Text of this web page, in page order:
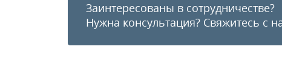
Заинтересованы в сотрудничестве?
Нужна консультация? Свяжитесь с